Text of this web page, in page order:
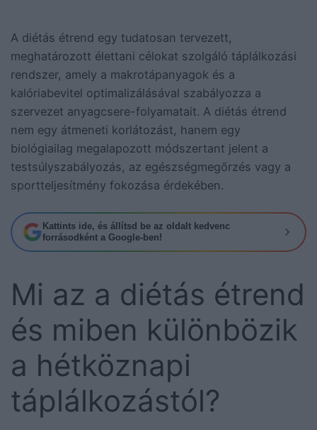
A diétás étrend egy tudatosan tervezett,
meghatározott élettani célokat szolgáló táplálkozási
rendszer, amely a makrotápanyagok és a
kalóriabevitel optimalizálásával szabályozza a
szervezet anyagcsere-folyamatait. A diétás étrend
nem egy átmeneti korlátozást, hanem egy
biológiailag megalapozott módszertant jelent a
testsúlyszabályozás, az egészségmegőrzés vagy a
sportteljesítmény fokozása érdekében.
Kattints ide, és állítsd be az oldalt kedvenc
forrásodként a Google-ben!
Mi az a diétás étrend
és miben különbözik
a hétköznapi
táplálkozástól?